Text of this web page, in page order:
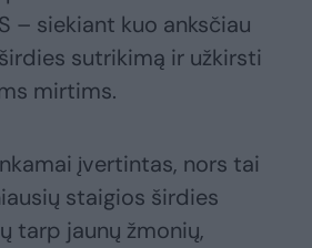
– siekiant kuo anksčiau
sutrikimą ir užkirsti
mirtims.
įvertintas, nors tai
staigios širdies
tarp jaunų žmonių,